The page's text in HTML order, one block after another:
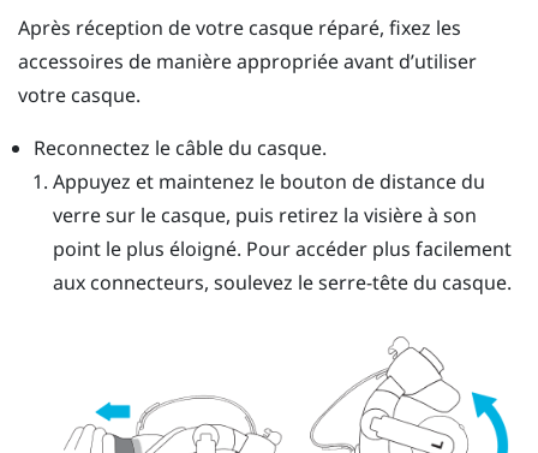
Après réception de votre casque réparé, fixez les
accessoires de manière appropriée avant d’utiliser
votre casque.
Reconnectez le câble du casque.
Appuyez et maintenez le bouton de distance du
verre sur le casque, puis retirez la visière à son
point le plus éloigné. Pour accéder plus facilement
aux connecteurs, soulevez le serre-tête du casque.